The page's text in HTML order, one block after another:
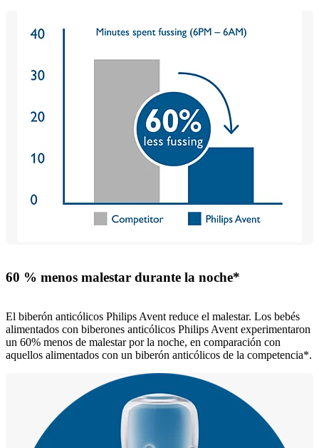
60 % menos malestar durante la noche*
El biberón anticólicos Philips Avent reduce el malestar. Los bebés
alimentados con biberones anticólicos Philips Avent experimentaron
un 60% menos de malestar por la noche, en comparación con
aquellos alimentados con un biberón anticólicos de la competencia*.